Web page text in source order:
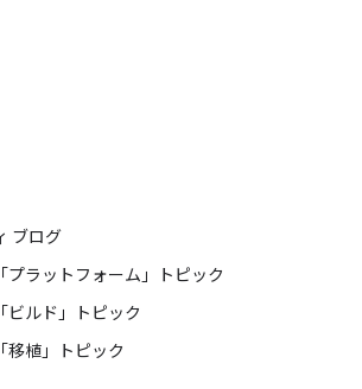
ブログ
ラットフォーム」トピック
ビルド」トピック
移植」トピック